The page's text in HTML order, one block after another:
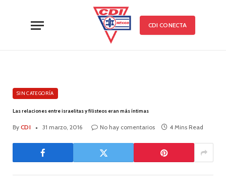
CDI CONECTA
SIN CATEGORÍA
Las relaciones entre israelitas y filisteos eran más íntimas
By CDI 31 marzo, 2016 No hay comentarios 4 Mins Read